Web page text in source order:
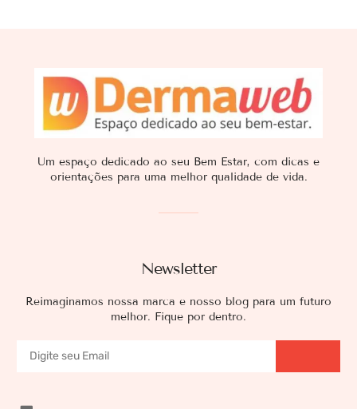
Newsletter
Reimaginamos nossa marca e nosso blog para um futuro
melhor. Fique por dentro.
Um espaço dedicado ao seu Bem Estar, com dicas e
orientações para uma melhor qualidade de vida.